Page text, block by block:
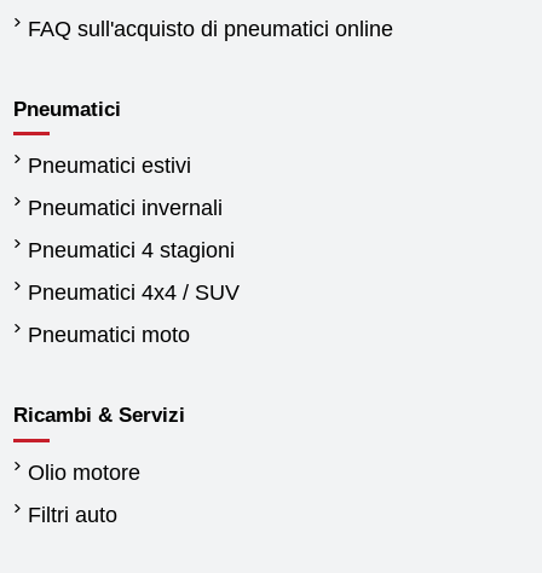
FAQ sull'acquisto di pneumatici online
Pneumatici
Pneumatici estivi
Pneumatici invernali
Pneumatici 4 stagioni
Pneumatici 4x4 / SUV
Pneumatici moto
Ricambi & Servizi
Olio motore
Filtri auto